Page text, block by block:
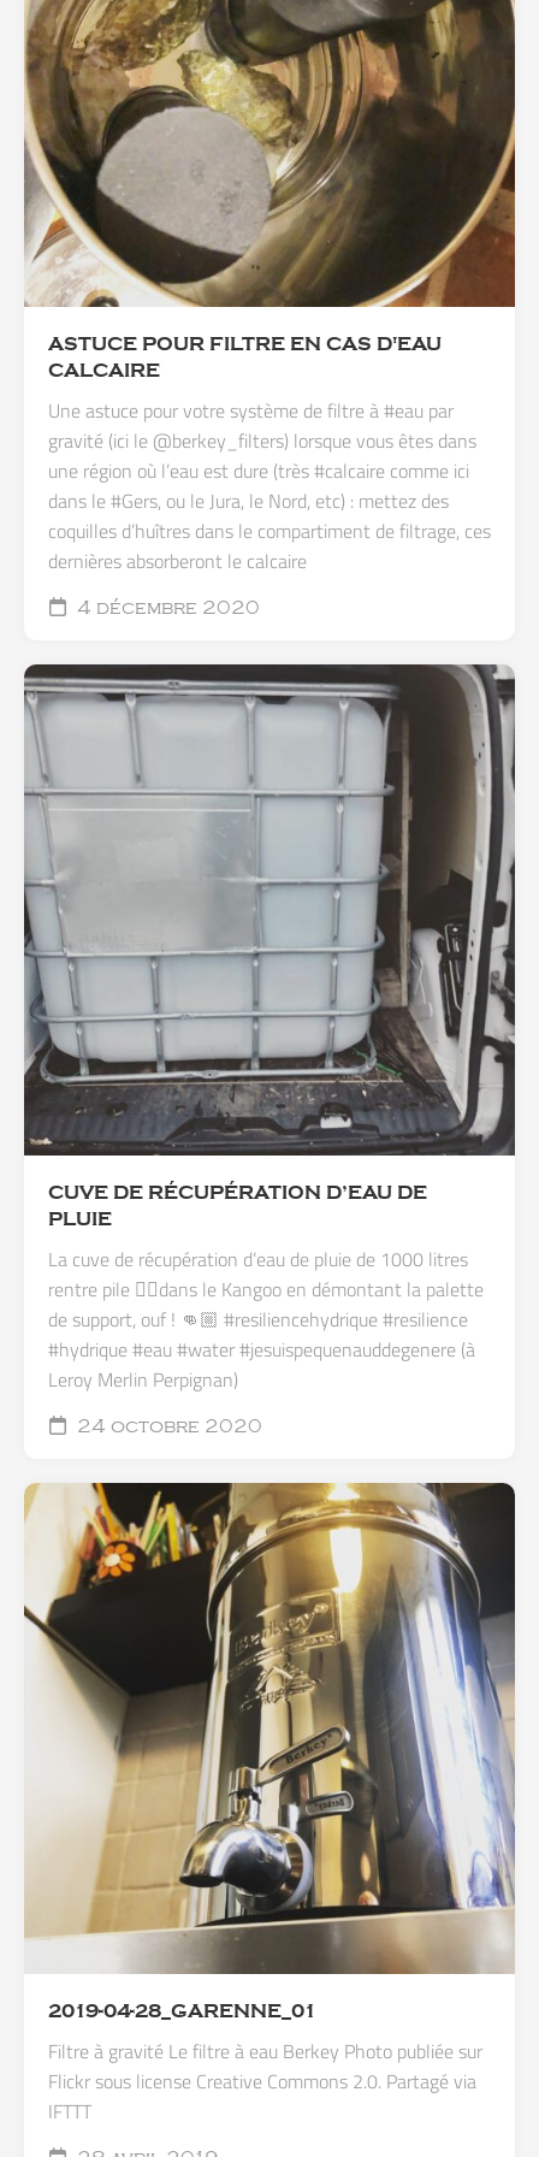
ASTUCE POUR FILTRE EN CAS D'EAU
CALCAIRE
Une astuce pour votre système de filtre à #eau par
gravité (ici le @berkey_filters) lorsque vous êtes dans
une région où l’eau est dure (très #calcaire comme ici
dans le #Gers, ou le Jura, le Nord, etc) : mettez des
coquilles d’huîtres dans le compartiment de filtrage, ces
dernières absorberont le calcaire
4 décembre 2020
CUVE DE RÉCUPÉRATION D’EAU DE
PLUIE
La cuve de récupération d’eau de pluie de 1000 litres
rentre pile 👌🏼dans le Kangoo en démontant la palette
de support, ouf ! 👊🏼 #resiliencehydrique #resilience
#hydrique #eau #water #jesuispequenauddegenere (à
Leroy Merlin Perpignan)
24 octobre 2020
2019-04-28_GARENNE_01
Filtre à gravité Le filtre à eau Berkey Photo publiée sur
Flickr sous license Creative Commons 2.0. Partagé via
IFTTT